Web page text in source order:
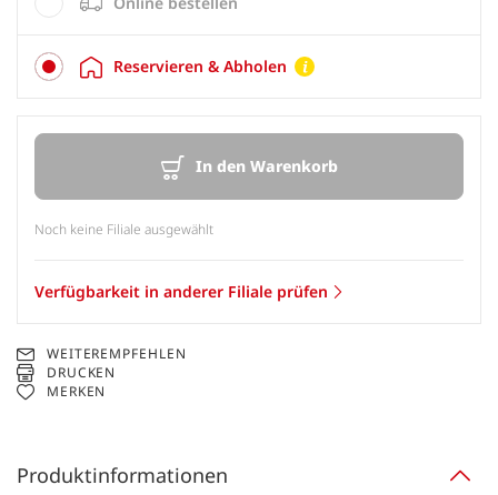
Reservieren & Abholen
In den Warenkorb
Noch keine Filiale ausgewählt
Verfügbarkeit in anderer Filiale prüfen
WEITEREMPFEHLEN
DRUCKEN
MERKEN
Produktinformationen